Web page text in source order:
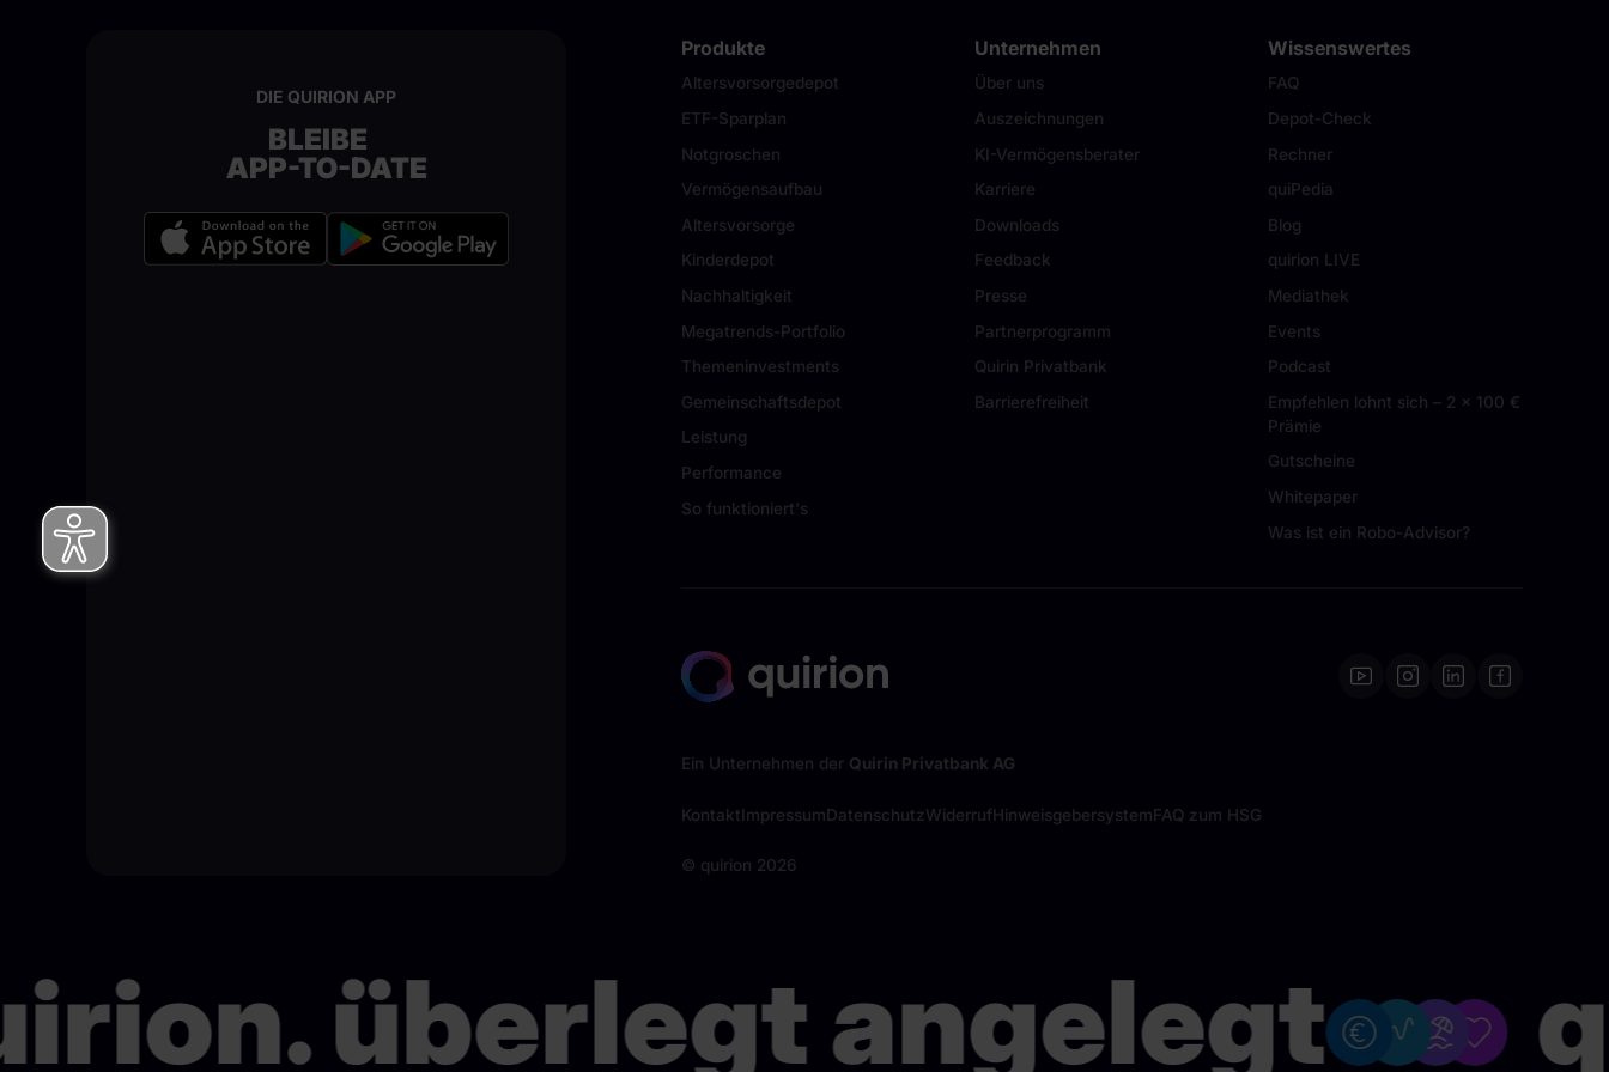
DIE QUIRION APP
BLEIBE
APP-TO-DATE
Produkte
Altersvorsorgedepot
ETF-Sparplan
Notgroschen
Vermögensaufbau
Altersvorsorge
Kinderdepot
Nachhaltigkeit
Megatrends-Portfolio
Themeninvestments
Gemeinschaftsdepot
Leistung
Performance
So funktioniert's
Unternehmen
Über uns
Auszeichnungen
KI-Vermögensberater
Karriere
Downloads
Feedback
Presse
Partnerprogramm
Quirin Privatbank
Barrierefreiheit
Wissenswertes
FAQ
Depot-Check
Rechner
quiPedia
Blog
quirion LIVE
Mediathek
Events
Podcast
Empfehlen lohnt sich – 2 × 100 €
Prämie
Gutscheine
Whitepaper
Was ist ein Robo-Advisor?
Ein Unternehmen der Quirin Privatbank AG
KontaktImpressumDatenschutzWiderrufHinweisgebersystemFAQ zum HSG
© quirion 2026
überlegt angelegt